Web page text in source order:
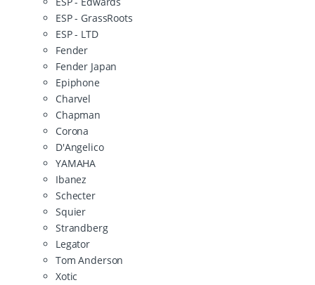
ESP - GrassRoots
ESP - LTD
Fender
Fender Japan
Epiphone
Charvel
Chapman
Corona
D'Angelico
YAMAHA
Ibanez
Schecter
Squier
Strandberg
Legator
Tom Anderson
Xotic